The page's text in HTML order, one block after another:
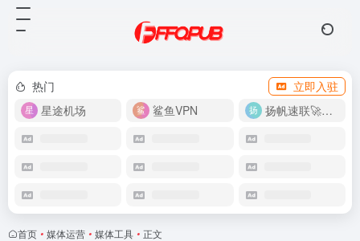
热门
立即入驻
星途机场
鲨鱼VPN 扬帆速联🚀很快
首页 • 媒体运营 • 媒体工具 • 正文